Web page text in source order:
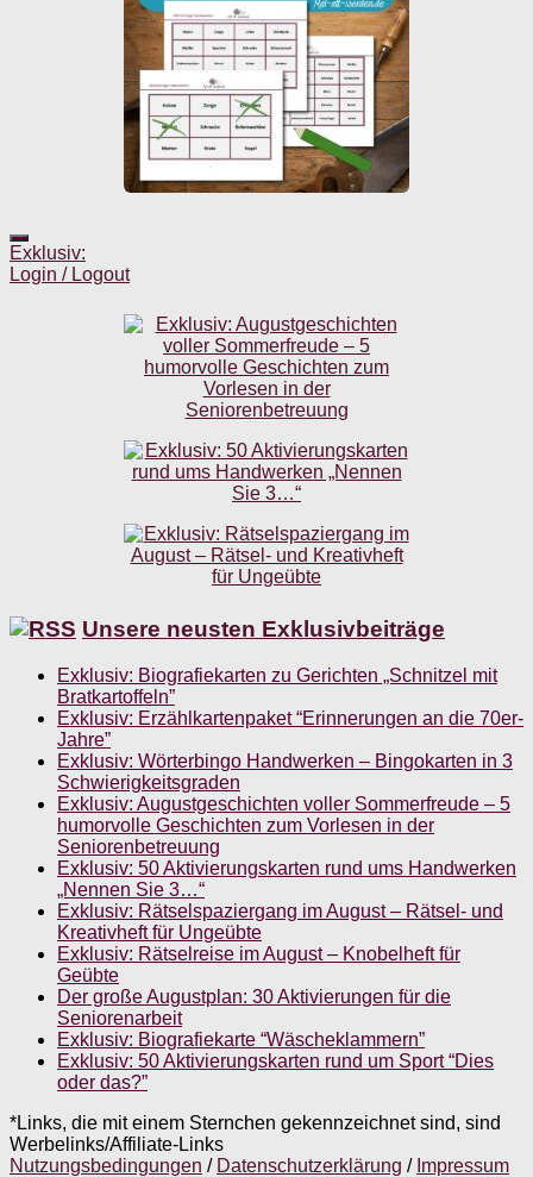
Exklusiv:
Login / Logout
Unsere neusten Exklusivbeiträge
Exklusiv: Biografiekarten zu Gerichten „Schnitzel mit
Bratkartoffeln”
Exklusiv: Erzählkartenpaket “Erinnerungen an die 70er-
Jahre”
Exklusiv: Wörterbingo Handwerken – Bingokarten in 3
Schwierigkeitsgraden
Exklusiv: Augustgeschichten voller Sommerfreude – 5
humorvolle Geschichten zum Vorlesen in der
Seniorenbetreuung
Exklusiv: 50 Aktivierungskarten rund ums Handwerken
„Nennen Sie 3…“
Exklusiv: Rätselspaziergang im August – Rätsel- und
Kreativheft für Ungeübte
Exklusiv: Rätselreise im August – Knobelheft für
Geübte
Der große Augustplan: 30 Aktivierungen für die
Seniorenarbeit
Exklusiv: Biografiekarte “Wäscheklammern”
Exklusiv: 50 Aktivierungskarten rund um Sport “Dies
oder das?”
*Links, die mit einem Sternchen gekennzeichnet sind, sind
Werbelinks/Affiliate-Links
Nutzungsbedingungen / Datenschutzerklärung / Impressum